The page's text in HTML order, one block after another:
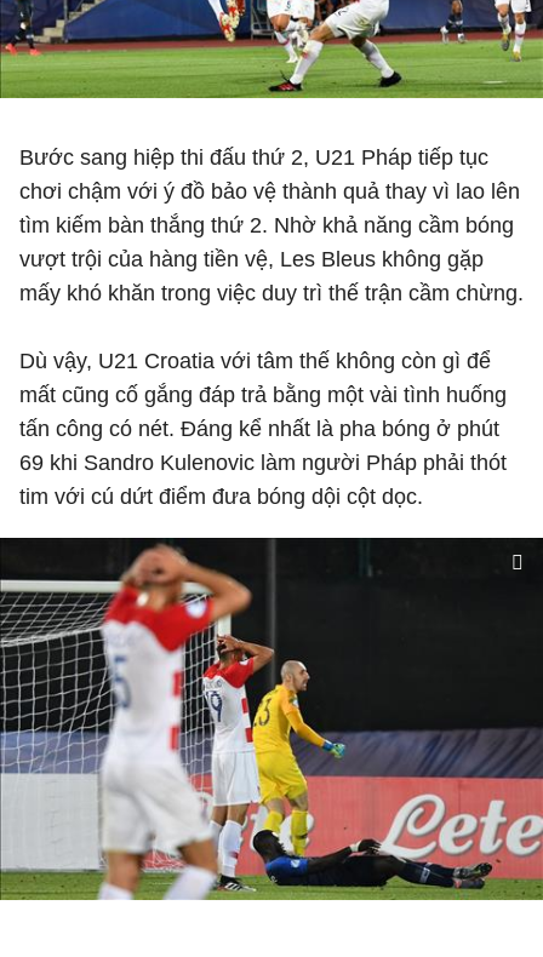
Bước sang hiệp thi đấu thứ 2, U21 Pháp tiếp tục
chơi chậm với ý đồ bảo vệ thành quả thay vì lao lên
tìm kiếm bàn thắng thứ 2. Nhờ khả năng cầm bóng
vượt trội của hàng tiền vệ, Les Bleus không gặp
mấy khó khăn trong việc duy trì thế trận cầm chừng.
Dù vậy, U21 Croatia với tâm thế không còn gì để
mất cũng cố gắng đáp trả bằng một vài tình huống
tấn công có nét. Đáng kể nhất là pha bóng ở phút
69 khi Sandro Kulenovic làm người Pháp phải thót
tim với cú dứt điểm đưa bóng dội cột dọc.